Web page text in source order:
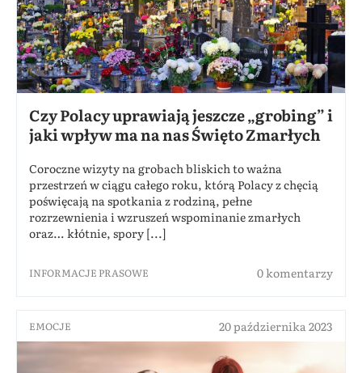
Czy Polacy uprawiają jeszcze „grobing” i
jaki wpływ ma na nas Święto Zmarłych
Coroczne wizyty na grobach bliskich to ważna
przestrzeń w ciągu całego roku, którą Polacy z chęcią
poświęcają na spotkania z rodziną, pełne
rozrzewnienia i wzruszeń wspominanie zmarłych
oraz… kłótnie, spory [...]
INFORMACJE PRASOWE 0 komentarzy
EMOCJE 20 października 2023